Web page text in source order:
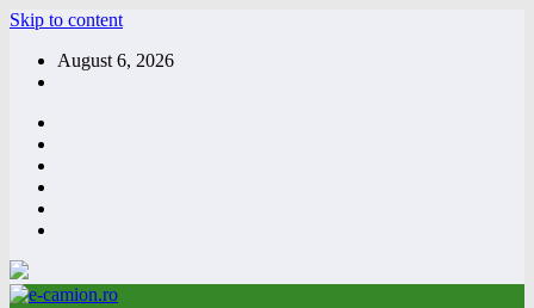
Skip to content
August 6, 2026